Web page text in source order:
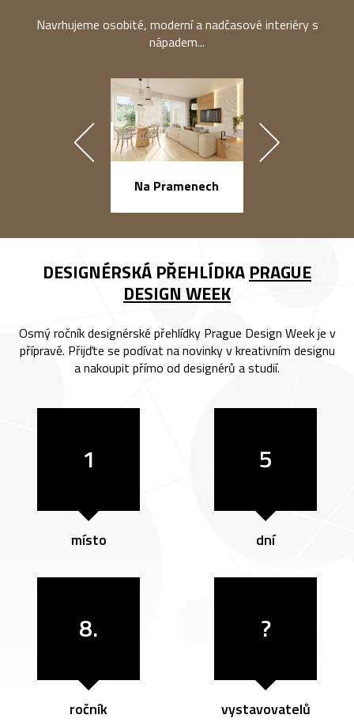
Navrhujeme osobité, moderní a nadčasové interiéry s
nápadem...
Na Pramenech
DESIGNÉRSKÁ PŘEHLÍDKA PRAGUE
DESIGN WEEK
Osmý ročník designérské přehlídky Prague Design Week je v
přípravě. Přijďte se podívat na novinky v kreativním designu
a nakoupit přímo od designérů a studií.
1
místo
5
dní
8.
ročník
?
vystavovatelů